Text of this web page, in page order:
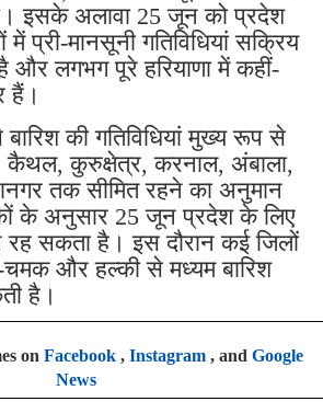
इसके अलावा 25 जून को प्रदेश
प्री-मानसूनी गतिविधियां सक्रिय
और लगभग पूरे हरियाणा में कहीं-
हैं।
की गतिविधियां मुख्य रूप से
कैथल, कुरुक्षेत्र, करनाल, अंबाला,
तक सीमित रहने का अनुमान
के अनुसार 25 जून प्रदेश के लिए
सकता है। इस दौरान कई जिलों
और हल्की से मध्यम बारिश
है।
on Facebook, Instagram, and Google
News